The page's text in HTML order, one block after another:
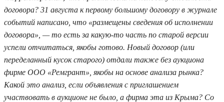
договора? 31 августа к первому большому договору в журнале
событий написано, что «размещены сведения об исполнении
договора», — то есть за какую-то часть по старой версии
успели отчитаться, якобы готово. Новый договор (или
переделанный кусок старого) отдали также без аукциона
фирме ООО «Ремгрант», якобы на основе анализа рынка?
Какой это анализ, если объявления с приглашением
участвовать в аукционе не было, а фирма эта из Крыма? Со